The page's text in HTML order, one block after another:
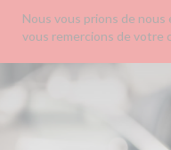
Nous vous prions de
vous remercions de votre